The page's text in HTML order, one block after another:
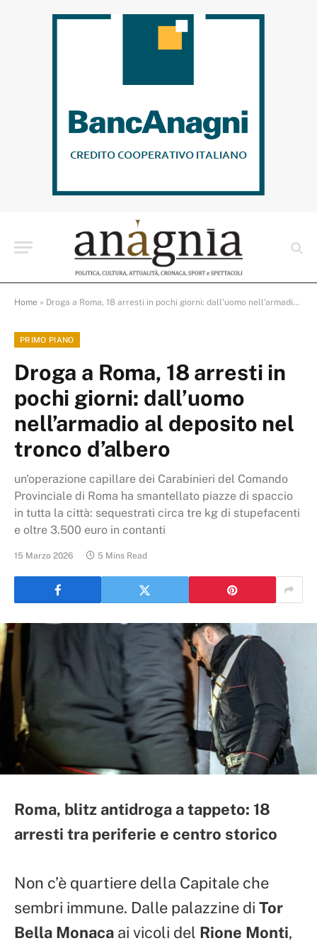
Home » Droga a Roma, 18 arresti in pochi giorni: dall’uomo nell’armadio al deposito nel tronco d’albero
PRIMO PIANO
Droga a Roma, 18 arresti in
pochi giorni: dall’uomo
nell’armadio al deposito nel
tronco d’albero
un'operazione capillare dei Carabinieri del Comando
Provinciale di Roma ha smantellato piazze di spaccio
in tutta la città: sequestrati circa tre kg di stupefacenti
e oltre 3.500 euro in contanti
15 Marzo 2026 5 Mins Read
Roma, blitz antidroga a tappeto: 18
arresti tra periferie e centro storico
Non c’è quartiere della Capitale che
sembri immune. Dalle palazzine di Tor
Bella Monaca ai vicoli del Rione Monti,